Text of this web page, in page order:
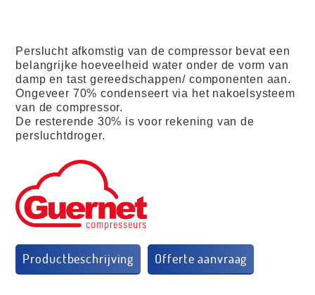
Perslucht afkomstig van de compressor bevat een
belangrijke hoeveelheid water onder de vorm van
damp en tast gereedschappen/ componenten aan.
Ongeveer 70% condenseert via het nakoelsysteem
van de compressor.
De resterende 30% is voor rekening van de
persluchtdroger.
Productbeschrijving